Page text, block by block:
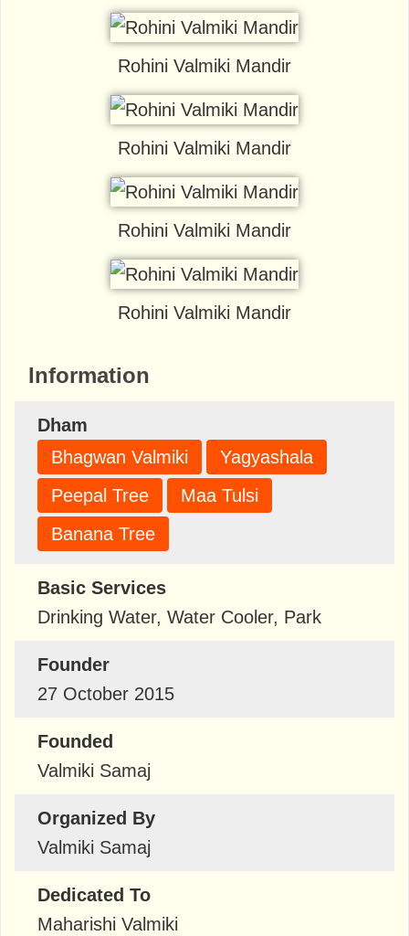
Rohini Valmiki Mandir
Rohini Valmiki Mandir
Rohini Valmiki Mandir
Rohini Valmiki Mandir
Information
Dham
Bhagwan Valmiki
Yagyashala
Peepal Tree
Maa Tulsi
Banana Tree
Basic Services
Drinking Water, Water Cooler, Park
Founder
27 October 2015
Founded
Valmiki Samaj
Organized By
Valmiki Samaj
Dedicated To
Maharishi Valmiki